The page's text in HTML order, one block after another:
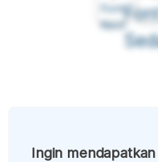
Font
Kecil
Ingin